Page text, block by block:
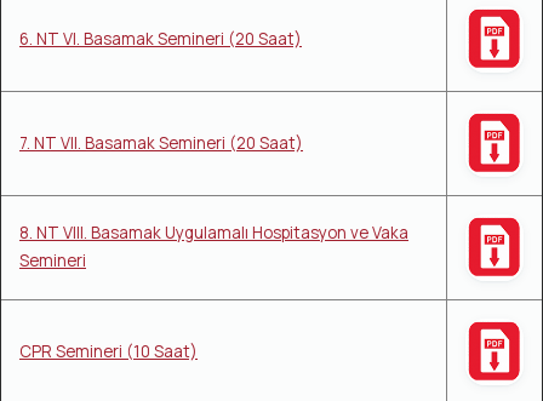
6. NT VI. Basamak Semineri (20 Saat)
7. NT VII. Basamak Semineri (20 Saat)
8. NT VIII. Basamak Uygulamalı Hospitasyon ve Vaka
Semineri
CPR Semineri (10 Saat)